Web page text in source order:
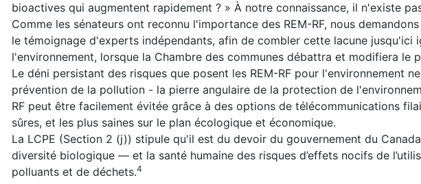
bioactives qui augmentent rapidement ? » À notre connaissance, il n'existe
Comme les sénateurs ont reconnu l'importance des REM-RF, nous
le témoignage d'experts indépendants, afin de combler cette lacune jusqu'ici
l'environnement, lorsque la Chambre des communes débattra et modifiera le
Le déni persistant des risques que posent les REM-RF pour l'environnement
prévention de la pollution - la pierre angulaire de la protection de
RF peut être facilement évitée grâce à des options de télécommunications
sûres, et les plus saines sur le plan écologique et économique.
La LCPE (Section 2 (j)) stipule qu'il est du devoir du gouvernement du
diversité biologique — et la santé humaine des risques d’effets nocifs de
polluants et de déchets.4